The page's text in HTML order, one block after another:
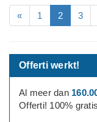
« 1 2 3
Offerti werkt!
Al meer dan
Offerti! 100%